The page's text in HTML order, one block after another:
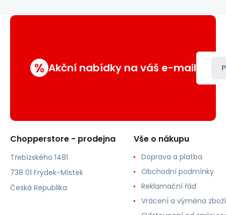
% Akční nabídky na váš e-mail
Chopperstore - prodejna
Třebízského 1481
738 01 Frýdek-Místek
Česká Republika
Vše o nákupu
Doprava a platba
Obchodní podmínky
Reklamační řád
Vrácení a výměna zboží